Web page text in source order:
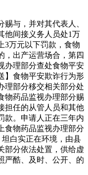
与，并对其代表人、
他间接义务人员处1万
3万元以下罚款，食物
，出产运营场合，第四
办理部分查处食物平安
】食物平安欺诈行为形
理部分移交相关部分处
物药品监视办理部分赐
担任的从管人员和其他
款。申请人正在三年内
食物药品监视办理部分
白实正在环境，由县
部分依法处置，供给虚
严酷、及时、公开、的